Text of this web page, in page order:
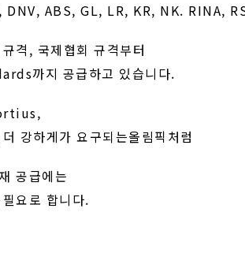
ABS, GL, LR, KR, NK. RINA,
격, 국제협회 규격부터
까지 공급하고 있습니다.
강하게가 요구되는올림픽처럼
공급에는
요로 합니다.